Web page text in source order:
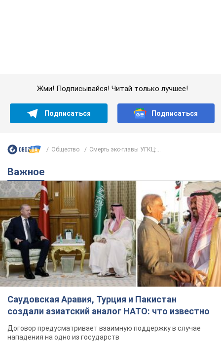
Саудовская Аравия, Турция и Пакистан
создали азиатский аналог НАТО: что известно
Договор предусматривает взаимную поддержку в случае
нападения на одно из государств
8.08.2026 00:22 4,5 т.
В Прикарпатье после аномальной
жары прошел сильный ливень:
дороги превратились в реки. Видео
область и курортный Буковель